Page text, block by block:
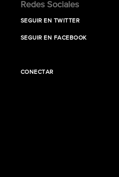
Redes Sociales
SEGUIR EN TWITTER
SEGUIR EN FACEBOOK
CONECTAR